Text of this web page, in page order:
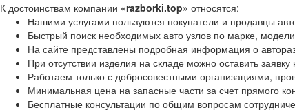
К достоинствам компании «razborki.top» относятся:
Нашими услугами пользуются покупатели и продавцы
Быстрый поиск необходимых авто узлов по марке,
На сайте представлены подробная информация о
При отсутствии изделия на складе можно оставить
Работаем только с добросовестными организациями,
Минимальная цена на запасные части за счет прямого
Бесплатные консультации по общим вопросам